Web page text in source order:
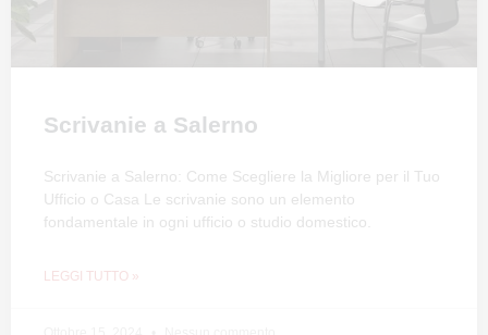
Scrivanie a Salerno
Scrivanie a Salerno: Come Scegliere la Migliore per il Tuo
Ufficio o Casa Le scrivanie sono un elemento
fondamentale in ogni ufficio o studio domestico.
LEGGI TUTTO »